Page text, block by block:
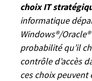
choix IT
informatique
Windows®/
probabilité qu’il
contrôle d’accès
ces choix peuvent